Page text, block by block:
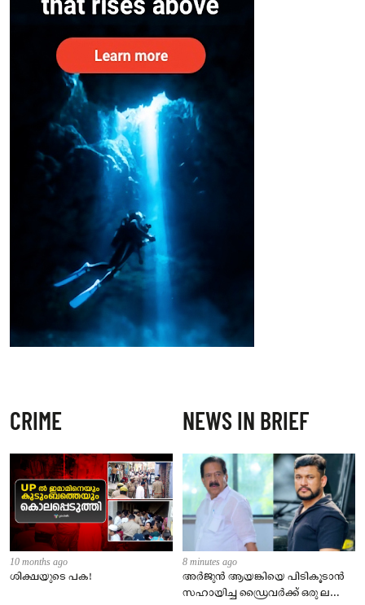
CRIME
10 months ago
ശിക്ഷയുടെ പക!
NEWS IN BRIEF
8 minutes ago
അർജുൻ ആയങ്കിയെ പിടികൂടാൻ
സഹായിച്ച ഡ്രൈവർക്ക് ഒരു ലക്ഷം